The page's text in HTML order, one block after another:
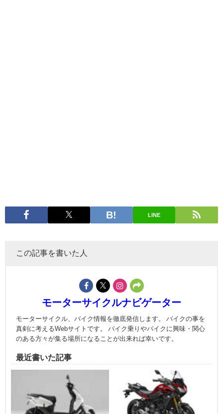
LINE
この記事を書いた人
モーターサイクルナビゲーター
モーターサイクル、バイク情報を徹底発信します。 バイクの事を
真剣に考えるWebサイトです。 バイク乗りやバイクに興味・関心
のある方々が集る場所になることが出来れば幸いです。
最近書いた記事